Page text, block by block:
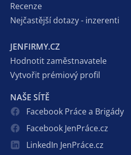
Recenze
Nejčastější dotazy - inzerenti
JENFIRMY.CZ
Hodnotit zaměstnavatele
Vytvořit prémiový profil
NAŠE SÍTĚ
Facebook Práce a Brigády
Facebook JenPráce.cz
LinkedIn JenPráce.cz